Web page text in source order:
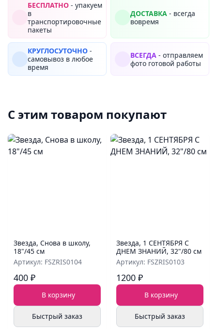
БЕСПЛАТНО - упакуем
в
транспортировочные
пакеты
ДОСТАВКА - всегда
вовремя
КРУГЛОСУТОЧНО -
самовывоз в любое
время
ВСЕГДА - отправляем
фото готовой работы
С этим товаром покупают
Звезда, Снова в школу,
18"/45 см
Артикул: FSZRIS0104
400 ₽
В корзину
Быстрый заказ
Звезда, 1 СЕНТЯБРЯ С
ДНЕМ ЗНАНИЙ, 32"/80 см
Артикул: FSZRIS0103
1200 ₽
В корзину
Быстрый заказ